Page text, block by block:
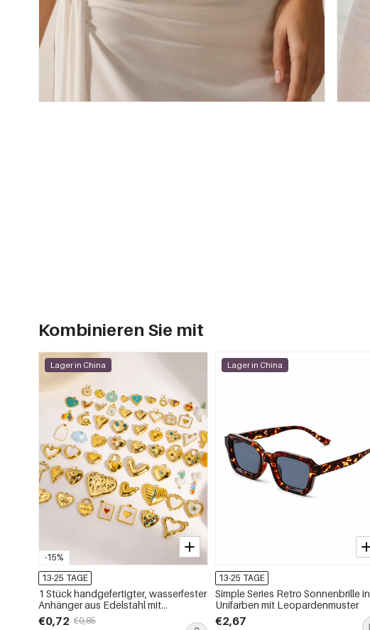
Kombinieren Sie mit
-15%
Lager in China
13-25 TAGE
1 Stück handgefertigter, wasserfester
Anhänger aus Edelstahl mit
Herzmotiv zum Selbermachen für
Damen
€0,72 €0,85
Lager in China
13-25 TAGE
Simple Series Retro Sonnenbrille in
Unifarben mit Leopardenmuster
€2,67